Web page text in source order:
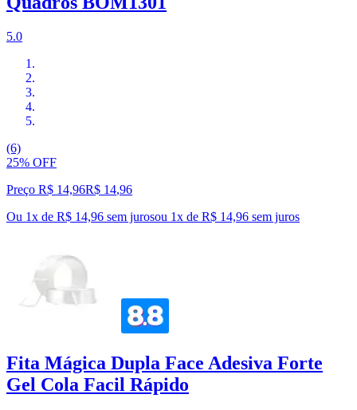
5.0
(6)
25% OFF
Preço R$ 14,96R$ 14,96
Ou 1x de R$ 14,96 sem jurosou 1x de R$ 14,96 sem juros
Fita Mágica Dupla Face Adesiva Forte
Gel Cola Facil Rápido